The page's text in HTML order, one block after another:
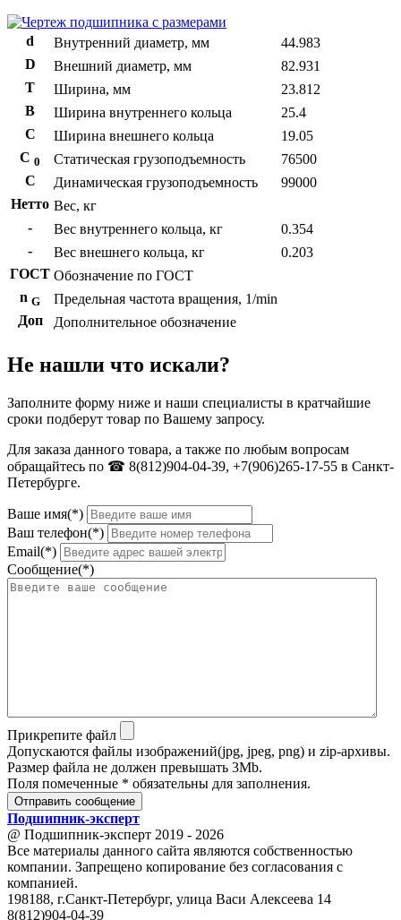
d Внутренний диаметр, мм
44.983
D
Внешний диаметр, мм
82.931
T
Ширина, мм
23.812
B
Ширина внутреннего кольца
25.4
С
Ширина внешнего кольца
19.05
С 0 Статическая грузоподъемность
76500
C
Динамическая грузоподъемность
99000
Нетто Вес, кг
-
Вес внутреннего кольца, кг
0.354
-
Вес внешнего кольца, кг
0.203
ГОСТ Обозначение по ГОСТ
n G
Предельная частота вращения, 1/min
Доп
Дополнительное обозначение
Не нашли что искали?
Заполните форму ниже и наши специалисты в кратчайшие
сроки подберут товар по Вашему запросу.
Для заказа данного товара, а также по любым вопросам
обращайтесь по ☎ 8(812)904-04-39, +7(906)265-17-55 в Санкт-
Петербурге.
Ваше имя(*)
Ваш телефон(*)
Email(*)
Сообщение(*)
Прикрепите файл
Допускаются файлы изображений(jpg, jpeg, png) и zip-архивы.
Размер файла не должен превышать 3Mb.
Поля помеченные * обязательны для заполнения.
Отправить сообщение
Подшипник-эксперт
@ Подшипник-эксперт 2019 - 2026
Все материалы данного сайта являются собственностью
компании. Запрещено копирование без согласования с
компанией.
198188, г.Санкт-Петербург, улица Васи Алексеева 14
8(812)904-04-39